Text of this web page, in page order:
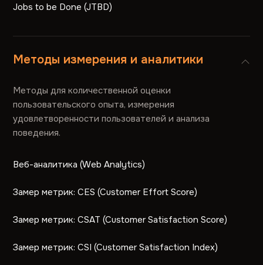
Jobs to be Done (JTBD)
Методы измерения и аналитики
Методы для количественной оценки
пользовательского опыта, измерения
удовлетворенности пользователей и анализа
поведения.
Веб-аналитика (Web Analytics)
Замер метрик: CES (Customer Effort Score)
Замер метрик: CSAT (Customer Satisfaction Score)
Замер метрик: CSI (Customer Satisfaction Index)